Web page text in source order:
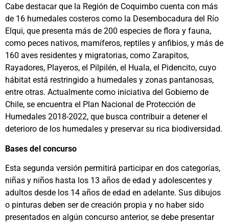
Cabe destacar que la Región de Coquimbo cuenta con más
de 16 humedales costeros como la Desembocadura del Río
Elqui, que presenta más de 200 especies de flora y fauna,
como peces nativos, mamíferos, reptiles y anfibios, y más de
160 aves residentes y migratorias, como Zarapitos,
Rayadores, Playeros, el Pilpilén, el Huala, el Pidencito, cuyo
hábitat está restringido a humedales y zonas pantanosas,
entre otras. Actualmente como iniciativa del Gobierno de
Chile, se encuentra el Plan Nacional de Protección de
Humedales 2018-2022, que busca contribuir a detener el
deterioro de los humedales y preservar su rica biodiversidad.
Bases del concurso
Esta segunda versión permitirá participar en dos categorías,
niñas y niños hasta los 13 años de edad y adolescentes y
adultos desde los 14 años de edad en adelante. Sus dibujos
o pinturas deben ser de creación propia y no haber sido
presentados en algún concurso anterior, se debe presentar